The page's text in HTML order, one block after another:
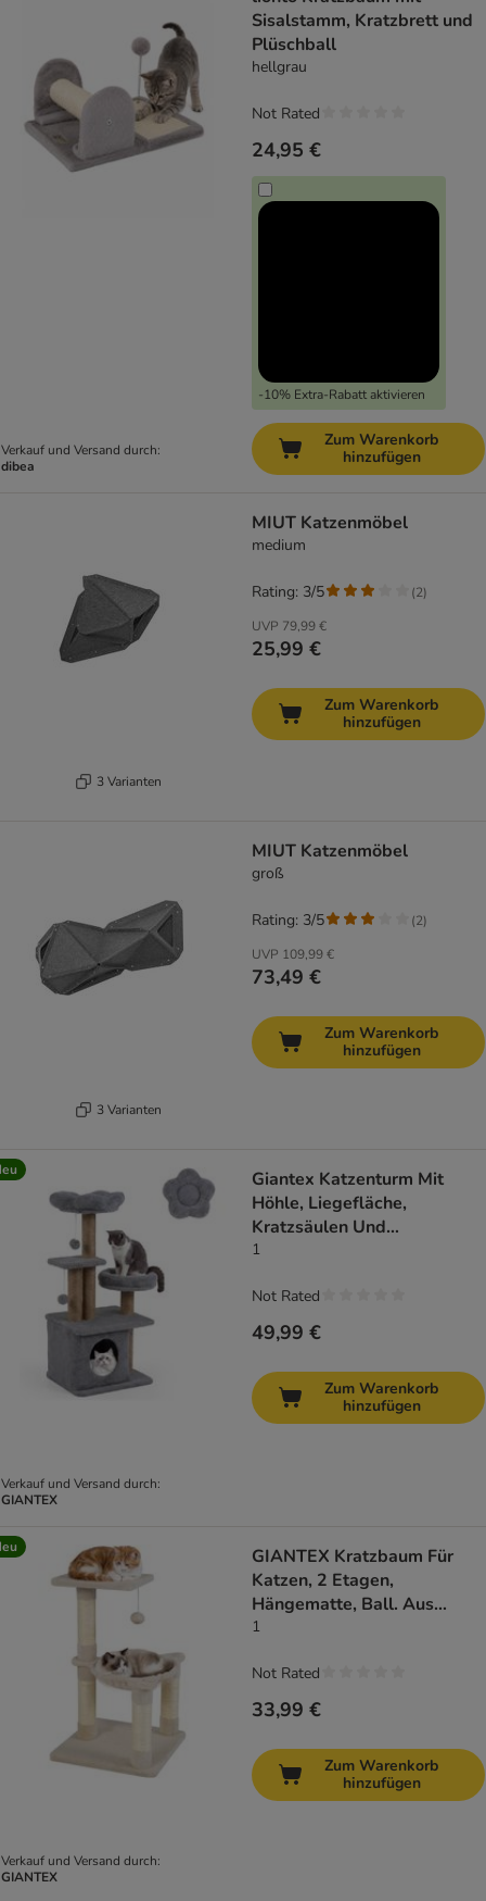
Verkauf und Versand durch:
dibea
Sisalstamm, Kratzbrett und
Plüschball
hellgrau
24,95 €
-10% Extra-Rabatt aktivieren
Not Rated
Zum Warenkorb
hinzufügen
3 Varianten
MIUT Katzenmöbel
medium
UVP 79,99 €
25,99 €
Rating: 3/5 (2)
Zum Warenkorb
hinzufügen
3 Varianten
MIUT Katzenmöbel
groß
UVP 109,99 €
73,49 €
Rating: 3/5 (2)
Zum Warenkorb
hinzufügen
Verkauf und Versand durch:
GIANTEX
Giantex Katzenturm Mit
Höhle, Liegefläche,
Kratzsäulen Und
Spielzubehör
1
49,99 €
Not Rated
Zum Warenkorb
hinzufügen
Verkauf und Versand durch:
GIANTEX
GIANTEX Kratzbaum Für
Katzen, 2 Etagen,
Hängematte, Ball. Aus
Plüsch
1
33,99 €
Not Rated
Zum Warenkorb
hinzufügen